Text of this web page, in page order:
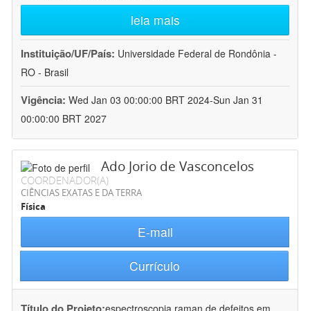
leia mais
Instituição/UF/País: Universidade Federal de Rondônia -
RO - Brasil
Vigência: Wed Jan 03 00:00:00 BRT 2024-Sun Jan 31
00:00:00 BRT 2027
Ado Jorio de Vasconcelos
COORDENADOR(A)
CIÊNCIAS EXATAS E DA TERRA
Física
E-mail
Currículo